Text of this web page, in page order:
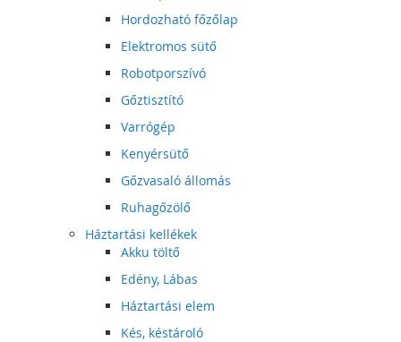
Hordozható főzőlap
Elektromos sütő
Robotporszívó
Gőztisztító
Varrógép
Kenyérsütő
Gőzvasaló állomás
Ruhagőzölő
Háztartási kellékek
Akku töltő
Edény, Lábas
Háztartási elem
Kés, késtároló